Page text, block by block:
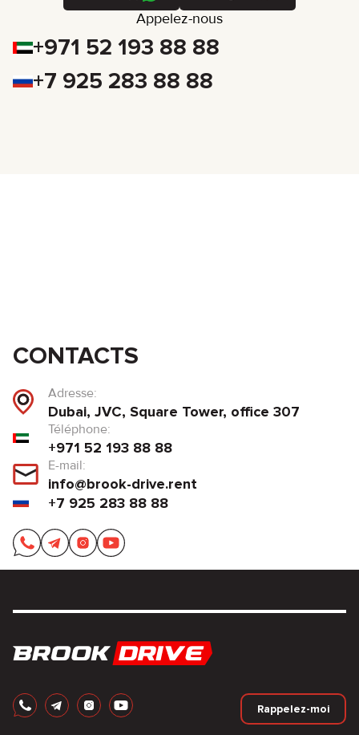
Appelez-nous
+971 52 193 88 88
+7 925 283 88 88
CONTACTS
Adresse:
Dubai, JVC, Square Tower, office 307
Téléphone:
+971 52 193 88 88
E-mail:
info@brook-drive.rent
+7 925 283 88 88
Rappelez-moi